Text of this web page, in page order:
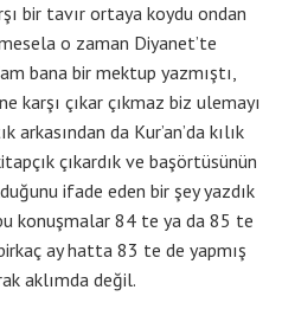
bir tavır ortaya koydu ondan
o zaman Diyanet’te
bana bir mektup yazmıştı,
karşı çıkar çıkmaz biz ulemayı
da Kur’an’da kılık
çıkardık ve başörtüsünün
ifade eden bir şey yazdık
konuşmalar 84 te ya da 85 te
ay hatta 83 te de yapmış
aklımda değil.